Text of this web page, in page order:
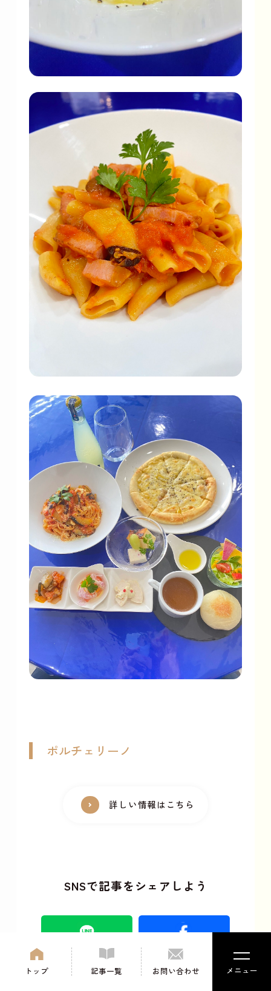
トップ 記事一覧 お問い合わせ メニュー
ポルチェリーノ
詳しい情報はこちら
SNSで記事をシェアしよう